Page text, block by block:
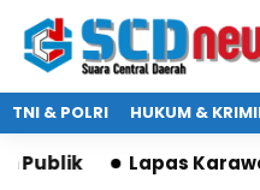
TNI & POLRI HUKUM &
Lapas Karawang